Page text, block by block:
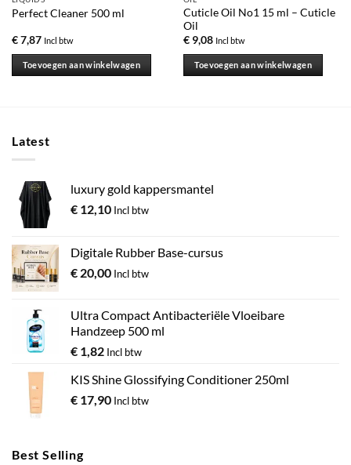
Perfect Cleaner 500 ml
€7,87 Incl btw
Toevoegen aan winkelwagen
Cuticle Oil No1 15 ml – Cuticle
Oil
€9,08 Incl btw
Toevoegen aan winkelwagen
Latest
luxury gold kappersmantel
€ 12,10 Incl btw
Digitale Rubber Base-cursus
€ 20,00 Incl btw
Ultra Compact Antibacteriële Vloeibare
Handzeep 500 ml
€ 1,82 Incl btw
KIS Shine Glossifying Conditioner 250ml
€ 17,90 Incl btw
Best Selling